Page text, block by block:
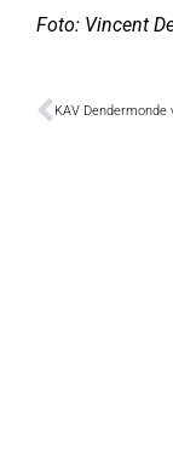
Foto: Vincent